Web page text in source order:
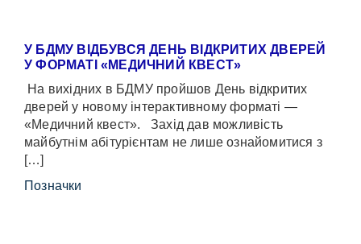
У БДМУ ВІДБУВСЯ ДЕНЬ ВІДКРИТИХ ДВЕРЕЙ
У ФОРМАТІ «МЕДИЧНИЙ КВЕСТ»
На вихідних в БДМУ пройшов День відкритих
дверей у новому інтерактивному форматі —
«Медичний квест». Захід дав можливість
майбутнім абітурієнтам не лише ознайомитися з
[…]
Позначки